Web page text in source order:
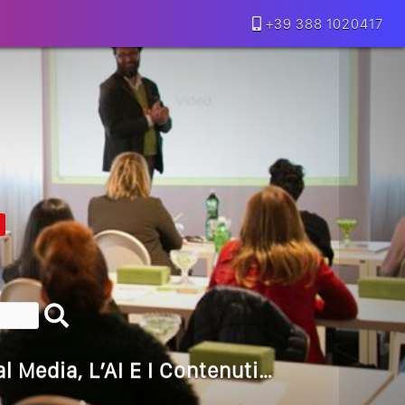
+39 388 1020417
Motivazione…
Franzese
Davvero
Vecchia SEO
Predittivi
Media, L’AI E I Contenuti…
Rumore…